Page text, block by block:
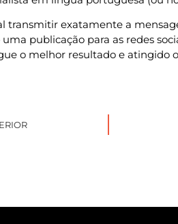
transmitir exatamente a
publicação para as redes
o melhor resultado e atingido